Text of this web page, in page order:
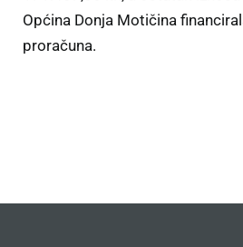
Općina Donja Motičina
proračuna.